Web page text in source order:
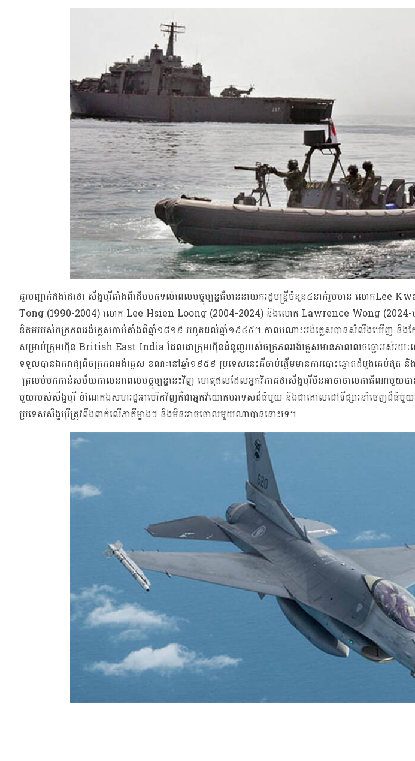
គួរបញ្ជាក់ផងដែរថា សឹង្ហបុរីតាំងពីដើមមកទល់ពេលបច្ចុប្បន្នគឺមាននាយករដ្ឋមន្រ្តីចំនួន៤នាក់រួមមាន លោក
Tong (1990-2004) លោក Lee Hsien Loong (2004-2024) និងលោក Lawrence Wong (2024-បច្ចុ
និគមរបស់ចក្រភពអង់គ្លេសចាប់តាំងពីឆ្នាំ១៨១៩ រហូតដល់ឆ្នាំ១៩៤៥។ កាលណោះអង់គ្លេសបានសំលឹងឃើញ និងកែ
សម្រាប់ក្រុមហ៊ុន British East India ដែលជាក្រុមហ៊ុនជំនួញរបស់ចក្រភពអង់គ្លេសមានភាពលេចធ្លោអស់រយៈ
ទទួលបានឯករាជ្យពីចក្រភពអង់គ្លេស ខណៈនៅឆ្នាំ១៩៥៩ ប្រទេសនេះគឺចាប់ផ្តើមមានការបោះឆ្នោតដំបូងគេបំផុត
ត្រលប់មកកាន់សម័យកាលនាពេលបច្ចុប្បន្ននេះវិញ ហេតុផលដែលអ្នកវិភាគថាសឹង្ហបុរីមិនអាចចោលភាគីណាមួយបា
មួយរបស់សឹង្ហបុរី ចំណែកឯសហរដ្ឋអាមេរិកវិញគឺជាអ្នកវិយោគបរទេសដ៏ធំមួយ និងជាគោលដៅទីផ្សារនាំចេញដ៏ធំមួយ
ប្រទេសសឹង្ហបុរីត្រូវពឹងពាក់លើភាគីម្ខាងៗ និងមិនអាចចោលមួយណាបាននោះទេ។